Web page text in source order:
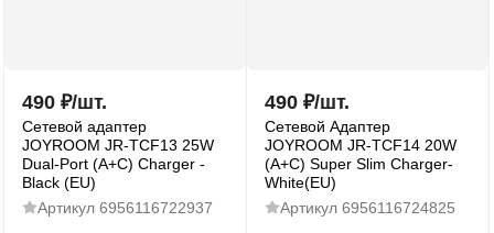
490 ₽/шт.
Сетевой адаптер
JOYROOM JR-TCF13 25W
Dual-Port (A+C) Charger -
Black (EU)
Артикул 6956116722937
490 ₽/шт.
Сетевой Адаптер
JOYROOM JR-TCF14 20W
(A+C) Super Slim Charger-
White(EU)
Артикул 6956116724825